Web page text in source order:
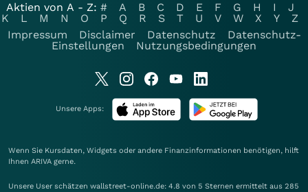
Aktien von A - Z: # A B C D E F G H I
J
K
L M N O P Q R S T U V W X Y
Z
Impressum
Disclaimer Datenschutz
Datenschutz-
Einstellungen
Nutzungsbedingungen
Unsere Apps:
Wenn Sie Kursdaten, Widgets oder andere Finanzinformationen benötigen, hilft
Ihnen ARIVA gerne.
Unsere User schätzen wallstreet-online.de: 4.8 von 5 Sternen ermittelt aus 285